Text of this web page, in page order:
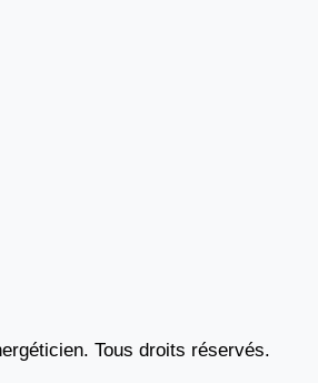
Tous droits réservés.